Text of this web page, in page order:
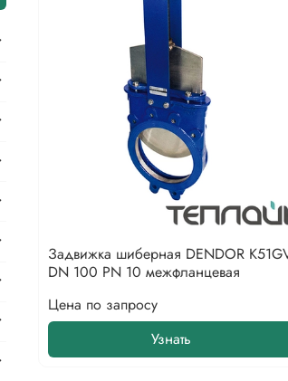
Задвижка шиберная DENDOR
DN 100 PN 10 межфланцевая
Цена по запросу
Узнать